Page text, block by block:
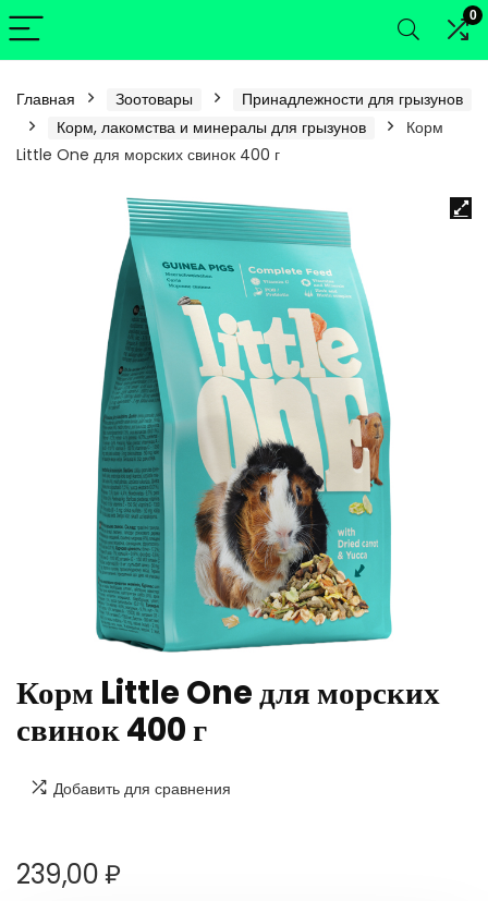
0
Главная Зоотовары
Принадлежности для грызунов
Корм, лакомства и минералы для грызунов
Корм
Little One для морских свинок 400 г
Корм Little One для морских
свинок 400 г
Добавить для сравнения
239,00₽